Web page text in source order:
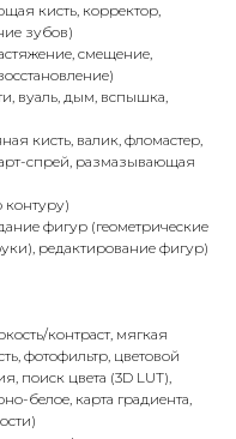
кисть, корректор,
зубов)
смещение,
вуаль, дым, вспышка,
кисть, валик, фломастер,
спрей, размазывающая
контуру)
фигур (геометрические
редактирование фигур)
контраст, мягкая
фотофильтр, цветовой
поиск цвета (3D LUT),
белое, карта градиента,